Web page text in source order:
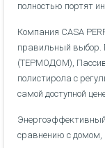
полностью портят
Компания CASA
правильный выбор.
(ТЕРМОДОМ),
полистирола с
самой доступной
сравнению с домом,